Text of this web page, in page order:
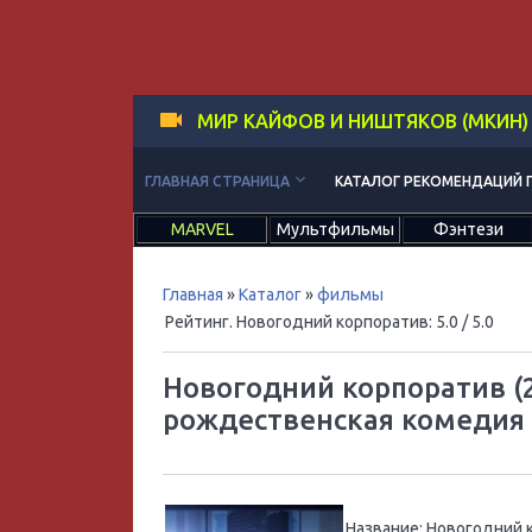
МИР КАЙФОВ И НИШТЯКОВ (МКИН)
ГЛАВНАЯ СТРАНИЦА keyboard_arrow_down КАТАЛОГ РЕКОМЕНДАЦИЙ
MARVEL Мультфильмы Фэнтези
Главная »Каталог»фильмы
Рейтинг. Новогодний корпоратив: 5.0 / 5.0
Новогодний корпоратив
рождественская комедия